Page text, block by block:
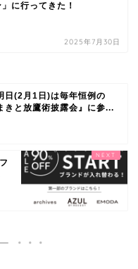
」に行ってきた！
2025年7月30日
日(2月1日)は毎年恒例の
きと放鷹術披露会』に参...